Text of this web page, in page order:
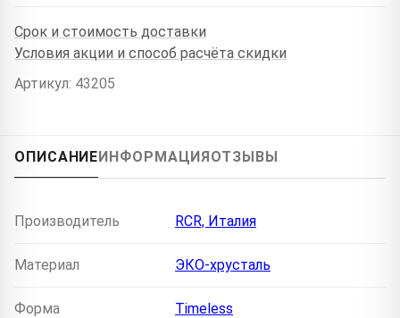
Срок и стоимость доставки
Условия акции и способ расчёта скидки
Артикул: 43205
ОПИСАНИЕИНФОРМАЦИЯОТЗЫВЫ
Производитель RCR, Италия
Материал ЭКО-хрусталь
Форма Timeless